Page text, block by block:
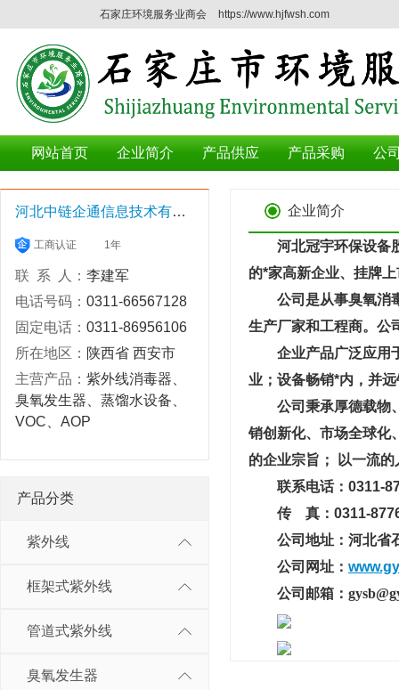
石家庄环境服务业商会 https://www.hjfwsh.com
网站首页 企业简介 产品供应 产品采购 公
河北中链企通信息技术有限公司
工商认证 1年
联 系 人： 李建军
电话号码： 0311-66567128
固定电话： 0311-86956106
所在地区： 陕西省 西安市
主营产品： 紫外线消毒器、
臭氧发生器、蒸馏水设备、
VOC、AOP
产品分类
紫外线
框架式紫外线
管道式紫外线
臭氧发生器
企业简介
河北冠宇环保设备股
的*家高新企业、挂牌
公司是从事臭氧消毒
生产厂家和工程商。公
企业产品广泛应用于
业；设备畅销*内，并
公司秉承厚德载物、
销创新化、市场全球化
的企业宗旨； 以一流
联系电话：0311-
传 真：0311-
公司地址：河北省石
公司网址：
公司邮箱：